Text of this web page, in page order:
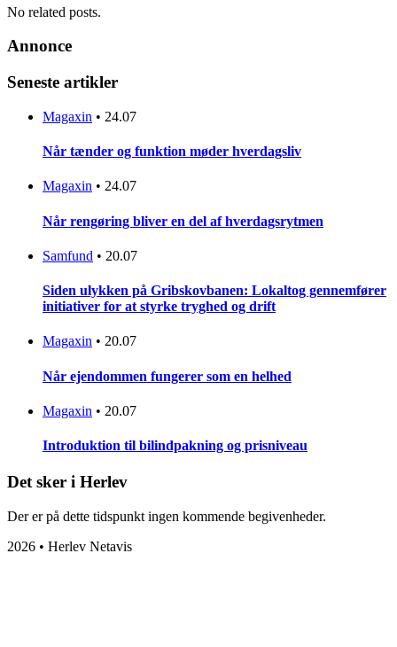
No related posts.
Annonce
Seneste artikler
Magaxin • 24.07
Når tænder og funktion møder hverdagsliv
Magaxin • 24.07
Når rengøring bliver en del af hverdagsrytmen
Samfund • 20.07
Siden ulykken på Gribskovbanen: Lokaltog gennemfører
initiativer for at styrke tryghed og drift
Magaxin • 20.07
Når ejendommen fungerer som en helhed
Magaxin • 20.07
Introduktion til bilindpakning og prisniveau
Det sker i Herlev
Der er på dette tidspunkt ingen kommende begivenheder.
2026 • Herlev Netavis